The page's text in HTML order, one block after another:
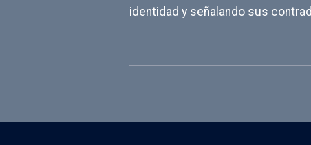
identidad y señalando sus